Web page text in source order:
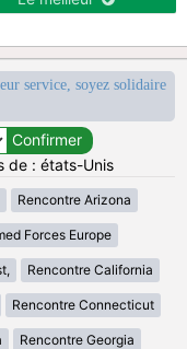
service, soyez solidaire
de : états-Unis
Rencontre Arizona
Forces Europe
Rencontre California
Rencontre Connecticut
Rencontre Georgia